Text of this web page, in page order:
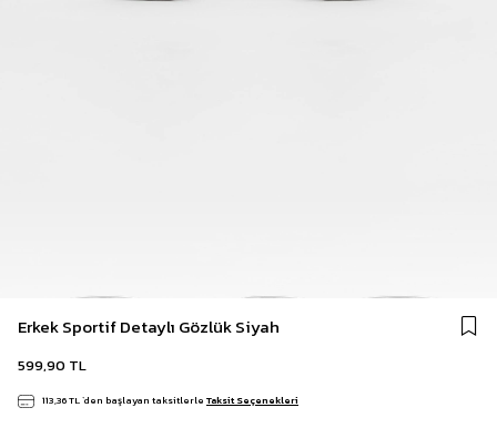
Erkek Sportif Detaylı Gözlük Siyah
599,90 TL
113,36 TL`den başlayan taksitlerle Taksit Seçenekleri